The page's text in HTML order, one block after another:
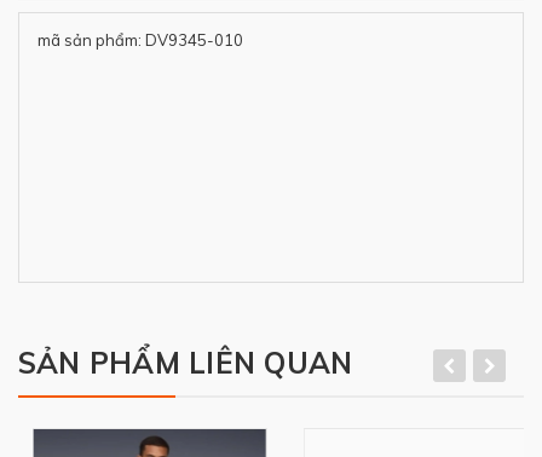
mã sản phẩm: DV9345-010
SẢN PHẨM LIÊN QUAN